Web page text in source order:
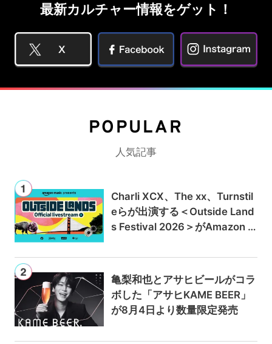
最新カルチャー情報をゲット！
POPULAR
人気記事
Charli XCX、The xx、Turnstil
eらが出演する＜Outside Land
s Festival 2026＞がAmazon M
ブ配信
亀梨和也とアサヒビールがコラ
ボした「アサヒKAME BEER」
が8月4日より数量限定発売